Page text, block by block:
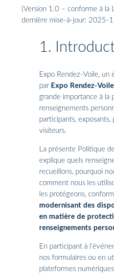
(Version 1.0 – conforme à la
dernière mise-à-jour: 2025-
1.
Expo Rendez-Voile, un
par Expo Rendez-
grande importance à la
renseignements
participants, exposants,
visiteurs.
La présente Politique
explique quels
recueillons, pourquoi
comment nous les
les protégeons,
modernisant des
en matière de
renseignements
En participant à
nos formulaires ou en
plateformes